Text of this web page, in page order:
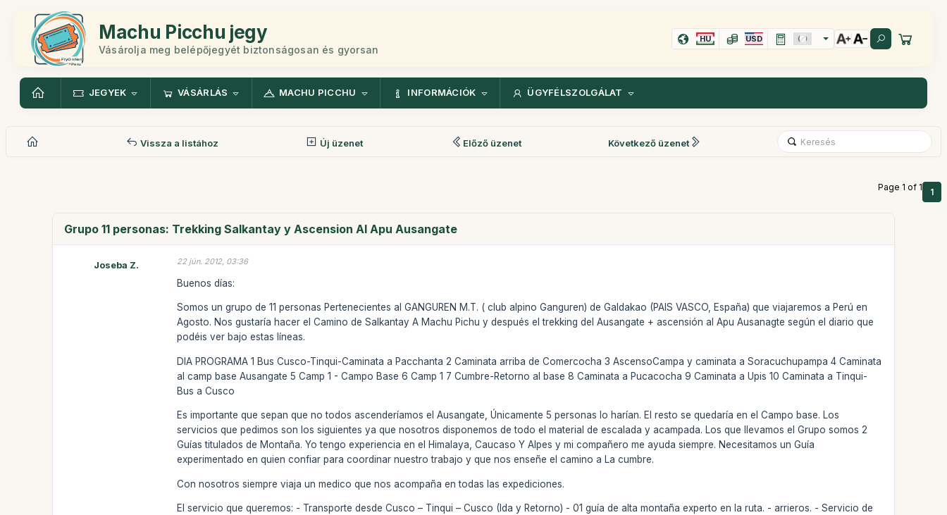
Machu Picchu jegy
Vásárolja meg belépőjegyét biztonságosan és gyorsan
HU USD
JEGYEK VÁSÁRLÁS MACHU PICCHU INFORMÁCIÓK ÜGYFÉLSZOLGÁLAT
Vissza a listához Új üzenet Előző üzenet Következő üzenet
Page 1 of 1 1
Grupo 11 personas: Trekking Salkantay y Ascension Al Apu Ausangate
Joseba Z. 22 jún. 2012, 03:36
Buenos días:
Somos un grupo de 11 personas Pertenecientes al GANGUREN M.T. ( club alpino Ganguren) de Galdakao (PAIS VASCO, España) que viajaremos a Perú en
Agosto. Nos gustaría hacer el Camino de Salkantay A Machu Pichu y después el trekking del Ausangate + ascensión al Apu Ausanagte según el diario que
podéis ver bajo estas líneas.
DIA PROGRAMA 1 Bus Cusco-Tinqui-Caminata a Pacchanta 2 Caminata arriba de Comercocha 3 AscensoCampa y caminata a Soracuchupampa 4 Caminata
al camp base Ausangate 5 Camp 1 - Campo Base 6 Camp 1 7 Cumbre-Retorno al base 8 Caminata a Pucacocha 9 Caminata a Upis 10 Caminata a Tinqui-
Bus a Cusco
Es importante que sepan que no todos ascenderíamos el Ausangate, Únicamente 5 personas lo harían. El resto se quedaría en el Campo base. Los
servicios que pedimos son los siguientes ya que nosotros disponemos de todo el material de escalada y acampada. Los que llevamos el Grupo somos 2
Guías titulados de Montaña. Yo tengo experiencia en el Himalaya, Caucaso Y Alpes y mi compañero me ayuda siempre. Necesitamos un Guía
experimentado en quien confiar para coordinar nuestro trabajo y que nos enseñe el camino a La cumbre.
Con nosotros siempre viaja un medico que nos acompaña en todas las expediciones.
El servicio que queremos: - Transporte desde Cusco – Tinqui – Cusco (Ida y Retorno) - 01 guía de alta montaña experto en la ruta. - arrieros. - Servicio de